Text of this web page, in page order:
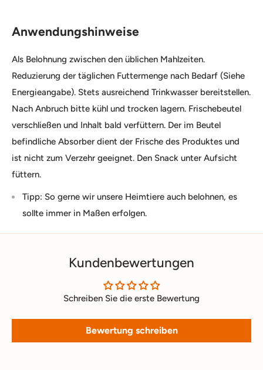
Anwendungshinweise
Als Belohnung zwischen den üblichen Mahlzeiten.
Reduzierung der täglichen Futtermenge nach Bedarf (Siehe
Energieangabe). Stets ausreichend Trinkwasser bereitstellen.
Nach Anbruch bitte kühl und trocken lagern. Frischebeutel
verschließen und Inhalt bald verfüttern. Der im Beutel
befindliche Absorber dient der Frische des Produktes und
ist nicht zum Verzehr geeignet. Den Snack unter Aufsicht
füttern.
Tipp: So gerne wir unsere Heimtiere auch belohnen, es
sollte immer in Maßen erfolgen.
Kundenbewertungen
Schreiben Sie die erste Bewertung
Bewertung schreiben